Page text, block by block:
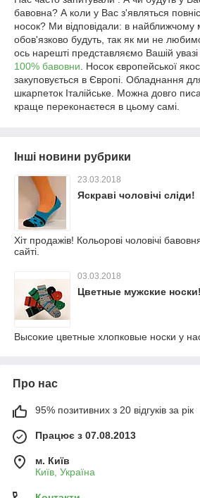
бавовна? А коли у Вас з'являться
носок? Ми відповідали: в найближчому
обов'язково будуть, так як ми не
ось нарешті представляємо Вашій увазі
100% бавовни . Носок європейської
закуповується в Європі. Обладнання
шкарпеток Італійське. Можна довго
краще переконаєтеся в цьому самі.
Інші новини рубрики
23.03.2018
Яскраві чоловічі сліди!
Хіт продажів! Кольорові чоловічі
сайті.
03.03.2018
Цветные мужские носки!
Высокие цветные хлопковые носки у
Про нас
95% позитивних з 20 відгуків за рік
Працює з 07.08.2013
м. Київ
Київ, Україна